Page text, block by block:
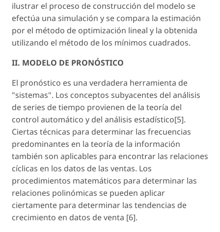
ilustrar el proceso de construcción del modelo se
efectúa una simulación y se compara la estimación
por el método de optimización lineal y la obtenida
utilizando el método de los mínimos cuadrados.
II. MODELO DE PRONÓSTICO
El pronóstico es una verdadera herramienta de
"sistemas". Los conceptos subyacentes del análisis
de series de tiempo provienen de la teoría del
control automático y del análisis estadístico[5].
Ciertas técnicas para determinar las frecuencias
predominantes en la teoría de la información
también son aplicables para encontrar las relaciones
cíclicas en los datos de las ventas. Los
procedimientos matemáticos para determinar las
relaciones polinómicas se pueden aplicar
ciertamente para determinar las tendencias de
crecimiento en datos de venta [6].